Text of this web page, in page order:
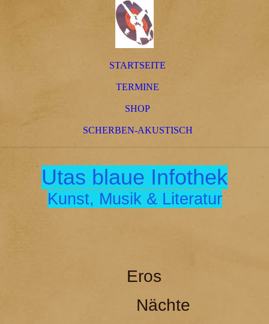
STARTSEITE
TERMINE
SHOP
SCHERBEN-AKUSTISCH
Utas blaue Infothek
Kunst, Musik & Literatur
Eros
Nächte